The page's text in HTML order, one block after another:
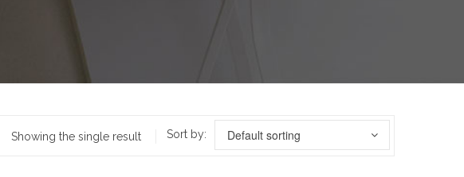
Sort by: Default sorting
Showing the single result